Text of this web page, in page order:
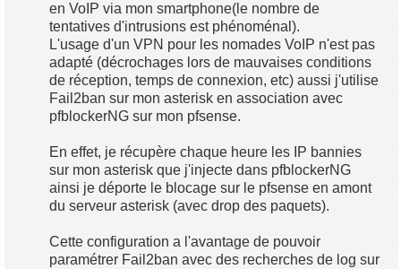
en VoIP via mon smartphone(le nombre de
tentatives d'intrusions est phénoménal).
L'usage d'un VPN pour les nomades VoIP n'est pas
adapté (décrochages lors de mauvaises conditions
de réception, temps de connexion, etc) aussi j'utilise
Fail2ban sur mon asterisk en association avec
pfblockerNG sur mon pfsense.
En effet, je récupère chaque heure les IP bannies
sur mon asterisk que j'injecte dans pfblockerNG
ainsi je déporte le blocage sur le pfsense en amont
du serveur asterisk (avec drop des paquets).
Cette configuration a l'avantage de pouvoir
paramétrer Fail2ban avec des recherches de log sur